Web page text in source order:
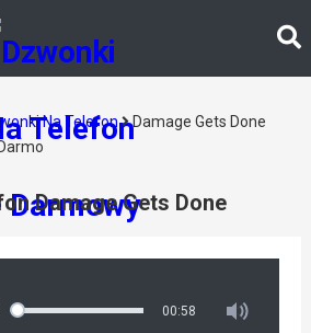
Na Telefon
Damage Gets Done
Damage Gets Done
00:58